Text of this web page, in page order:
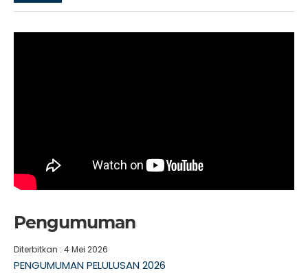
Pengumuman
Diterbitkan : 4 Mei 2026
PENGUMUMAN PELULUSAN 2026